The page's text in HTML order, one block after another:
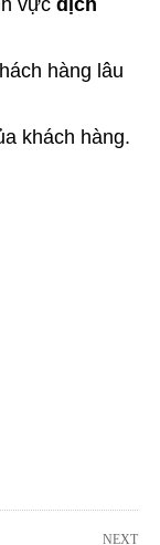
vực dịch
hàng lâu
khách hàng.
NEXT